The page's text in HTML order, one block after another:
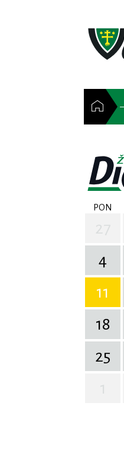
PON
4
11
18
25